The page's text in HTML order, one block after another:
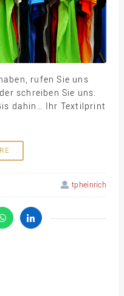
rufen Sie uns
schreiben Sie uns:
dahin… Ihr Textilprint
tpheinrich